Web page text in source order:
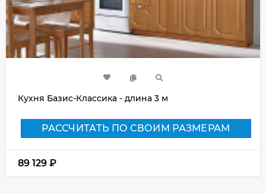
Кухня Базис-Классика - длина 3 м
РАССЧИТАТЬ ПО СВОИМ РАЗМЕРАМ
89 129 ₽